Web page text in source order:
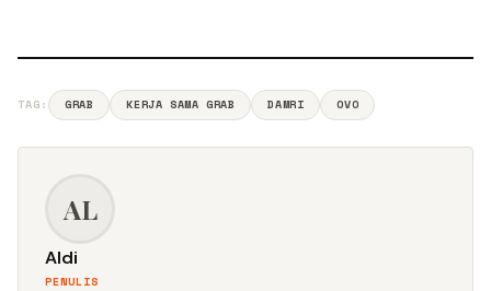
TAG: GRAB KERJA SAMA GRAB DAMRI OVO
AL
Aldi
PENULIS